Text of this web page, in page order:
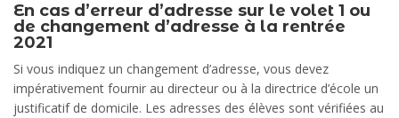
En cas d’erreur d’adresse sur le volet 1 ou
de changement d’adresse à la rentrée
2021
Si vous indiquez un changement d’adresse, vous devez
impérativement fournir au directeur ou à la directrice d’école un
justificatif de domicile. Les adresses des élèves sont vérifiées au